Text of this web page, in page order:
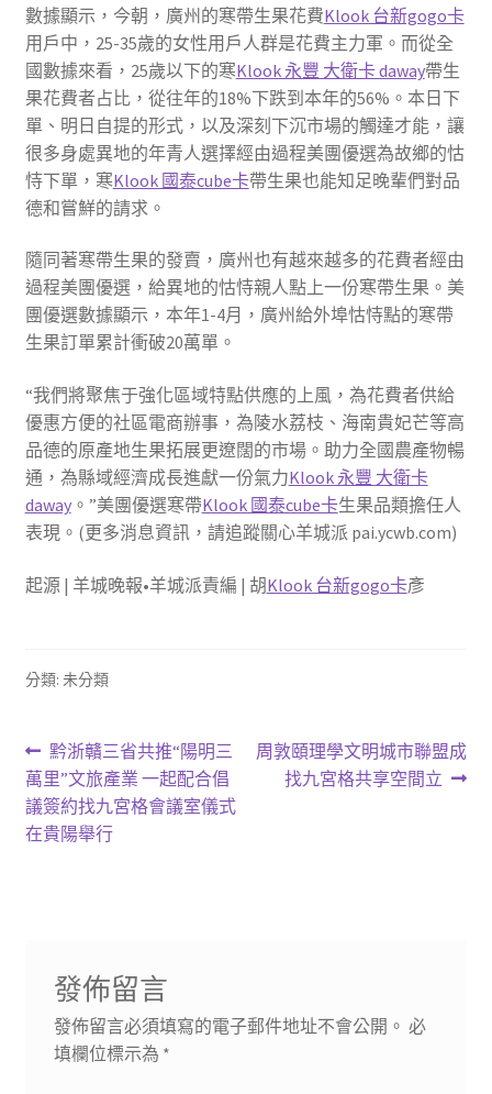
數據顯示，今朝，廣州的寒帶生果花費Klook 台新gogo卡
用戶中，25-35歲的女性用戶人群是花費主力軍。而從全
國數據來看，25歲以下的寒Klook 永豐 大衛卡 daway帶生
果花費者占比，從往年的18%下跌到本年的56%。本日下
單、明日自提的形式，以及深刻下沉市場的觸達才能，讓
很多身處異地的年青人選擇經由過程美團優選為故鄉的怙
恃下單，寒Klook 國泰cube卡帶生果也能知足晚輩們對品
德和嘗鮮的請求。
隨同著寒帶生果的發賣，廣州也有越來越多的花費者經由
過程美團優選，給異地的怙恃親人點上一份寒帶生果。美
團優選數據顯示，本年1-4月，廣州給外埠怙恃點的寒帶
生果訂單累計衝破20萬單。
“我們將聚焦于強化區域特點供應的上風，為花費者供給
優惠方便的社區電商辦事，為陵水荔枝、海南貴妃芒等高
品德的原產地生果拓展更遼闊的市場。助力全國農產物暢
通，為縣域經濟成長進獻一份氣力Klook 永豐 大衛卡
daway。”美團優選寒帶Klook 國泰cube卡生果品類擔任人
表現。(更多消息資訊，請追蹤關心羊城派 pai.ycwb.com)
起源 | 羊城晚報•羊城派責編 | 胡Klook 台新gogo卡彥
分類: 未分類
文
章
導
上
一
篇
文
黔浙贛三省共推“陽明三
萬里”文旅產業 一起配合倡
議簽約找九宮格會議室儀式
在貴陽舉行
下
周敦頤理學文明城市聯盟成
找九宮格共享空間立
發佈留言
發佈留言必須填寫的電子郵件地址不會公開。 必
填欄位標示為 *